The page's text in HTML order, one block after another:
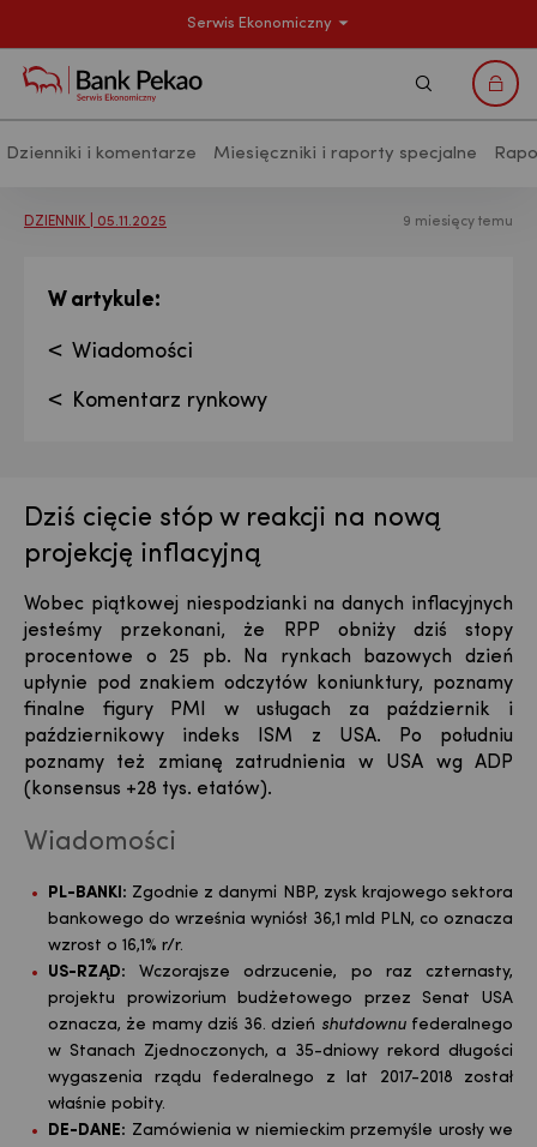
Serwis Ekonomiczny
Dzienniki i komentarze Miesięczniki i raporty specjalne
Szukaj
Analizy makroekonomiczne -
DZIENNIK | 05.11.2025 9 miesięcy temu
Dziś cięcie stóp w reakcji na nową
projekcję inflacyjną
Wobec piątkowej niespodzianki na danych inflacyjnych
jesteśmy przekonani, że RPP obniży dziś stopy
procentowe o 25 pb. Na rynkach bazowych dzień
upłynie pod znakiem odczytów koniunktury, poznamy
finalne figury PMI w usługach za październik i
październikowy indeks ISM z USA. Po południu
poznamy też zmianę zatrudnienia w USA wg ADP
(konsensus +28 tys. etatów).
Wiadomości
PL-BANKI: Zgodnie z danymi NBP, zysk krajowego sektora
bankowego do września wyniósł 36,1 mld PLN, co oznacza
wzrost o 16,1% r/r.
US-RZĄD: Wczorajsze odrzucenie, po raz czternasty,
projektu prowizorium budżetowego przez Senat USA
oznacza, że mamy dziś 36. dzień shutdownufederalnego
w Stanach Zjednoczonych, a 35-dniowy rekord długości
wygaszenia rządu federalnego z lat 2017-2018 został
właśnie pobity.
DE-DANE: Zamówienia w niemieckim przemyśle urosły we
W artykule:
Wiadomości
Komentarz rynkowy